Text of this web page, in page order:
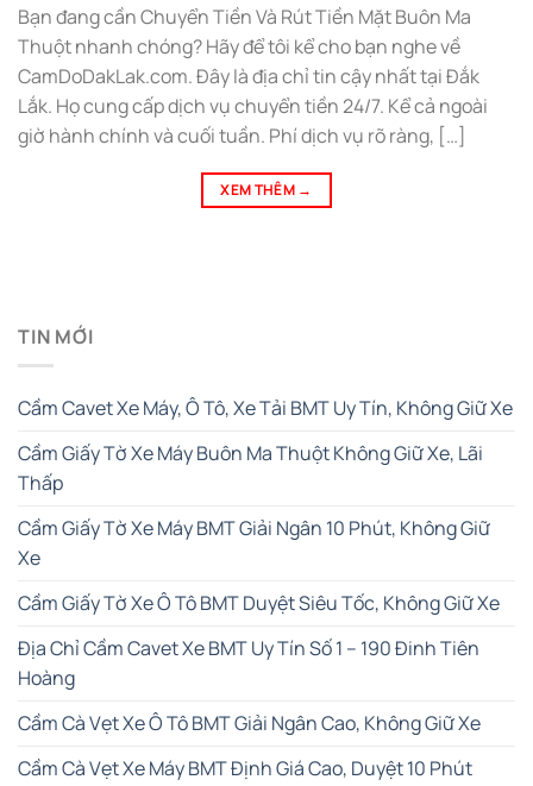
Bạn đang cần Chuyển Tiền Và Rút Tiền Mặt Buôn Ma
Thuột nhanh chóng? Hãy để tôi kể cho bạn nghe về
CamDoDakLak.com. Đây là địa chỉ tin cậy nhất tại Đắk
Lắk. Họ cung cấp dịch vụ chuyển tiền 24/7. Kể cả ngoài
giờ hành chính và cuối tuần. Phí dịch vụ rõ ràng, […]
XEM THÊM →
TIN MỚI
Cầm Cavet Xe Máy, Ô Tô, Xe Tải BMT Uy Tín, Không Giữ Xe
Cầm Giấy Tờ Xe Máy Buôn Ma Thuột Không Giữ Xe, Lãi
Thấp
Cầm Giấy Tờ Xe Máy BMT Giải Ngân 10 Phút, Không Giữ
Xe
Cầm Giấy Tờ Xe Ô Tô BMT Duyệt Siêu Tốc, Không Giữ Xe
Địa Chỉ Cầm Cavet Xe BMT Uy Tín Số 1 – 190 Đinh Tiên
Hoàng
Cầm Cà Vẹt Xe Ô Tô BMT Giải Ngân Cao, Không Giữ Xe
Cầm Cà Vẹt Xe Máy BMT Định Giá Cao, Duyệt 10 Phút